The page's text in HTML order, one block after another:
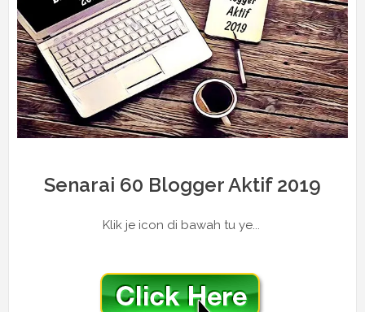
Senarai 60 Blogger Aktif 2019
Klik je icon di bawah tu ye...